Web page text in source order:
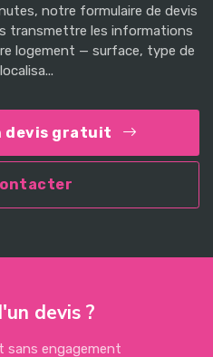
notre formulaire de devis
transmettre les informations
logement — surface, type de
devis gratuit
devis ?
sans engagement